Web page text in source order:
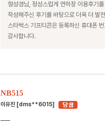
형성경님, 정성스럽게 연하장 이용후기
작성해주신 후기를 바탕으로 더욱 더 발
스타벅스 기프티콘은 등록하신 휴대폰
감사합니다.
NB515
이유진 [dms**6015]